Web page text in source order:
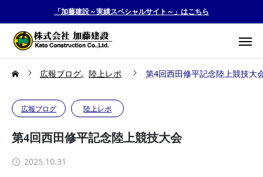
「加藤建設～実績スペシャルサイト～」はこちら
広報ブログ 陸上レポ 第4回西田修平記念陸上競技大
広報ブログ 陸上レポ
第4回西田修平記念陸上競技大会
2025.10.31